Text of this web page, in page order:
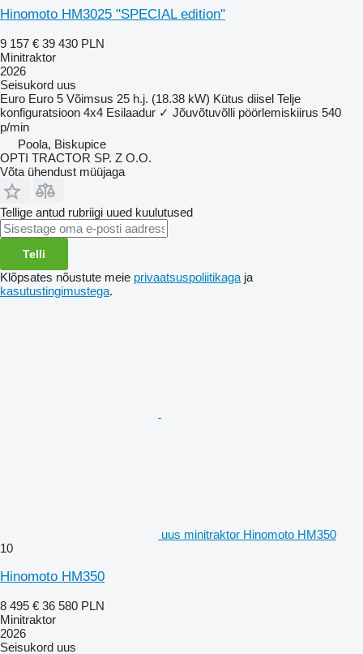
Hinomoto HM3025 "SPECIAL edition"
9 157 € 39 430 PLN
Minitraktor
2026
Seisukord uus
Euro Euro 5 Võimsus 25 h.j. (18.38 kW) Kütus diisel Telje
konfiguratsioon 4x4 Esilaadur ✓ Jõuvõtuvõlli pöörlemiskiirus 540
p/min
Poola, Biskupice
OPTI TRACTOR SP. Z O.O.
Võta ühendust müüjaga
Tellige antud rubriigi uued kuulutused
Telli
Klõpsates nõustute meie privaatsuspoliitikaga ja
kasutustingimustega.
uus minitraktor Hinomoto HM350
10
Hinomoto HM350
8 495 € 36 580 PLN
Minitraktor
2026
Seisukord uus